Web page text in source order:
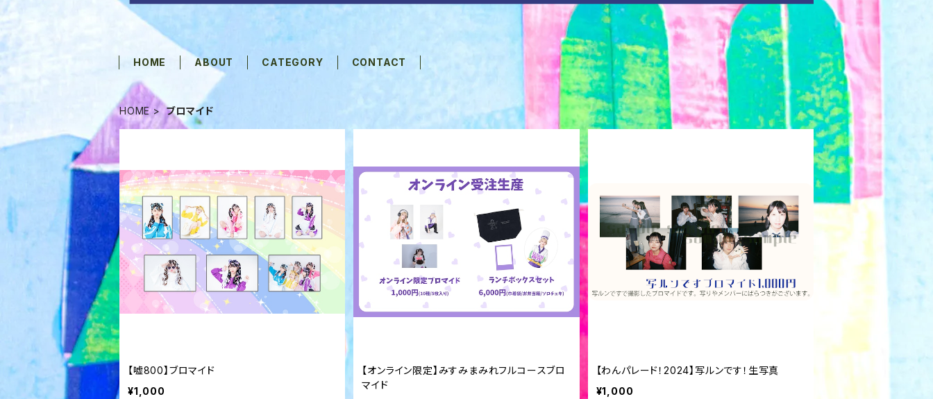
HOME ABOUT CATEGORY CONTACT
HOME ブロマイド
【嘘800】ブロマイド
¥1,000
【オンライン限定】みすみまみれフルコースブロ
マイド
【わんパレード！2024】写ルンです！生写真
¥1,000